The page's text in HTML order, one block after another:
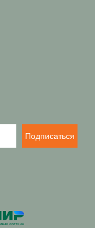
Подписаться